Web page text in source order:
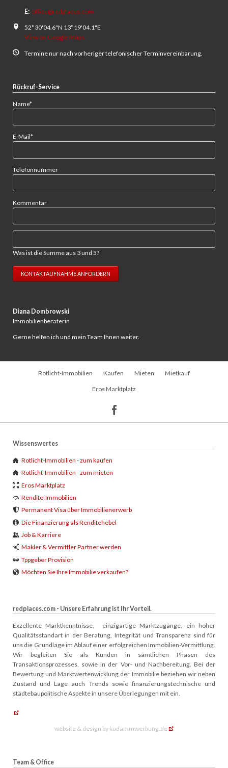
E: office@redplaces.com
52°30'04.6"N 13°19'04.1"E
View on Google Maps
Termine nur nach vorheriger telefonischer Terminvereinbarung.
Rückruf-Service
Pflichtfeld
Name*
Pflichtfeld
E-Mail*
Telefonnummer
Kommentar
Was ist die Summe aus 3 und 5?
KONTAKTAUFNAHME ANFORDERN
Diana Dombrowski
Immobilienberaterin
Gerne helfen ich und mein Team Ihnen weiter.
Navigation
Rotlicht-Immobilien Kaufen Mieten Mietkauf
Eros Marktplatz
Wissenswertes
Rotlicht-Immobilien - zum kaufen
Rotlicht-Immobilien - zum mieten
Eros Marktplatz
Rendite-Immobilien
Permanent Visa über Immobilienerwerb
Die Finanzierung als Renditehebel
Job & Karriere
Makler & Vermittler Partner werden
Tppgeber Provision
Möchten Sie Ihre Immobilie verkaufen?
redplaces.com - Unsere Erfahrung ist Ihr Vorteil.
Exzellente Marktkenntnisse, einzigartige Marktzugänge, ein hoher
Qualitätsstandart in der Beratung, Integrität und Transparenz sind für
uns die Grundlage im Ablauf einer erfolgreichen Immobilien-Vermittlung.
Wir begleiten Sie als Kunden in sämtlichen Phasen des
Transaktionsprozesses, sowie in der Vor- und Nachbereitung. Bei der
Bewertung und Marktwertenwicklung der Immobilie beziehen wir neben
Zustand und Lage auch Trends sowie finanzierungstechnische und
städtebaupolitische Aspekte in unsere Überlegungen mit ein.
website & design by kudammwerbung.de
Team & Office